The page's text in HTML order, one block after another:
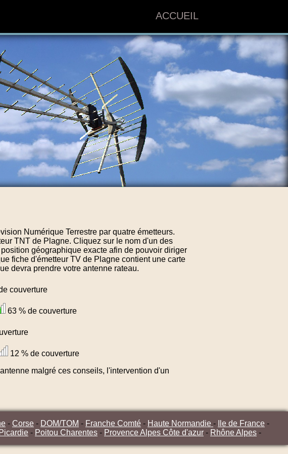
ACCUEIL
Numérique Terrestre par quatre émetteurs.
TNT de Plagne. Cliquez sur le nom d'un des
géographique exacte afin de pouvoir diriger
fiche d'émetteur TV de Plagne contient une carte
devra prendre votre antenne rateau.
couverture
63 % de couverture
12 % de couverture
malgré ces conseils, l'intervention d'un
- Corse - DOM/TOM - Franche Comté - Haute Normandie - Ile de France -
Picardie - Poitou Charentes - Provence Alpes Côte d'azur - Rhône Alpes -